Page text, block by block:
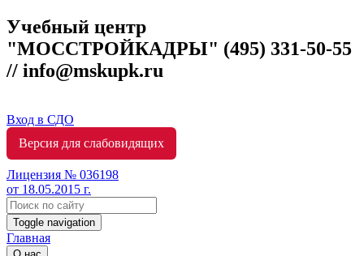
Учебный центр
"МОССТРОЙКАДРЫ" (495) 331-50-55
// info@mskupk.ru
Вход в СДО
Версия для слабовидящих
Лицензия № 036198
от 18.05.2015 г.
Toggle navigation
Главная